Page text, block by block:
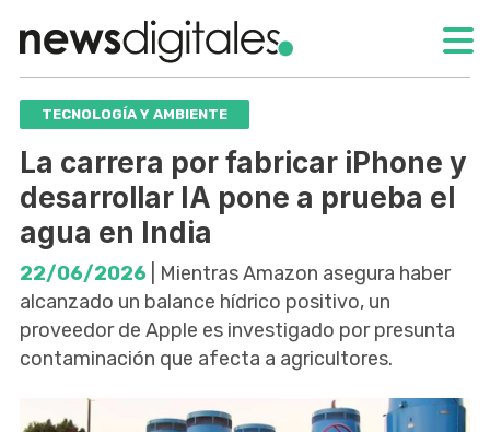
TECNOLOGÍA Y AMBIENTE
La carrera por fabricar iPhone y
desarrollar IA pone a prueba el
agua en India
22/06/2026 | Mientras Amazon asegura haber
alcanzado un balance hídrico positivo, un
proveedor de Apple es investigado por presunta
contaminación que afecta a agricultores.